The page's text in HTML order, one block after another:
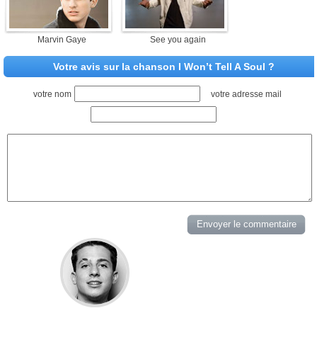
Marvin Gaye See you again
Votre avis sur la chanson I Won’t Tell A Soul ?
votre nom votre adresse mail